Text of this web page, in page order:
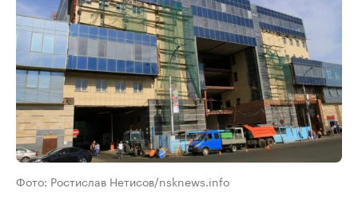
Фото: Ростислав Нетисов/nsknews.info